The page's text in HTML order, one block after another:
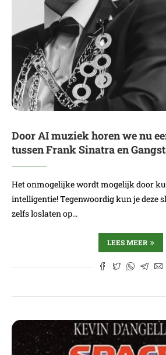
Door AI muziek horen we nu
tussen Frank Sinatra en
Het onmogelijke wordt mogelijk door
intelligentie! Tegenwoordig kun je deze
zelfs loslaten op…
LEES MEER